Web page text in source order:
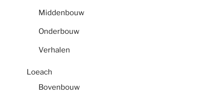
Middenbouw
Onderbouw
Verhalen
Loeach
Bovenbouw